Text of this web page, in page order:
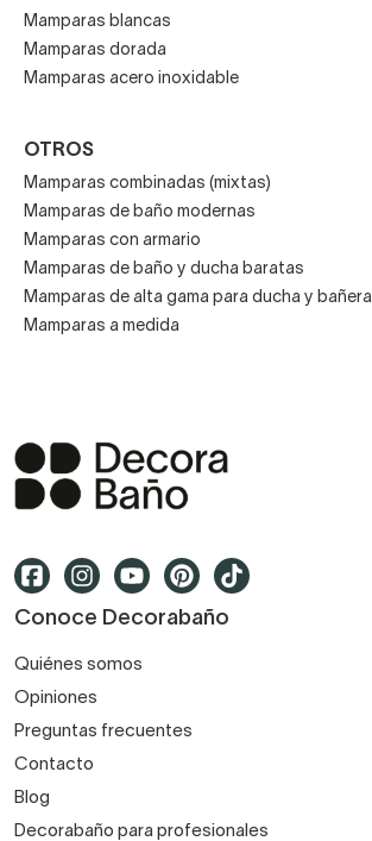
Mamparas blancas
Mamparas dorada
Mamparas acero inoxidable
OTROS
Mamparas combinadas (mixtas)
Mamparas de baño modernas
Mamparas con armario
Mamparas de baño y ducha baratas
Mamparas de alta gama para ducha y bañera
Mamparas a medida
Conoce Decorabaño
Quiénes somos
Opiniones
Preguntas frecuentes
Contacto
Blog
Decorabaño para profesionales